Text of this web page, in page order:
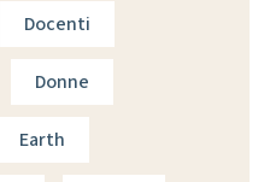
Docenti
Donne
Earth